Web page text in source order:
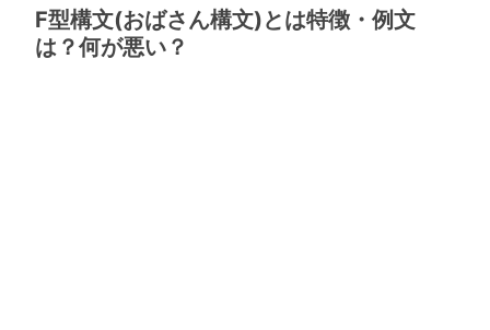
F型構文(おばさん構文)とは特徴・例文
は？何が悪い？